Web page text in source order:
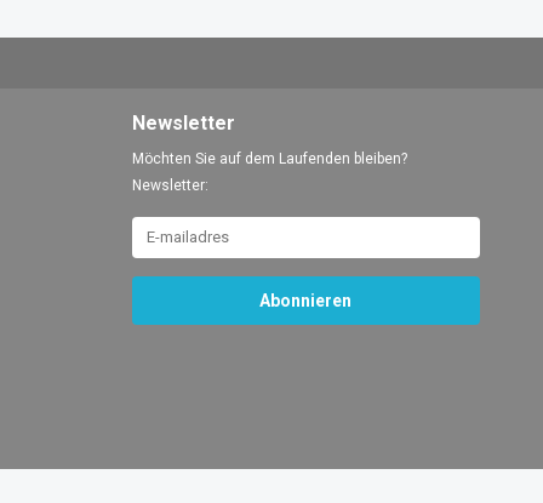
Newsletter
Möchten Sie auf dem Laufenden bleiben?
Newsletter:
Abonnieren